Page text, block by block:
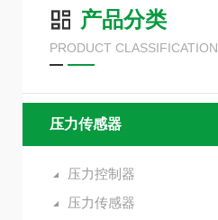
产品分类
PRODUCT CLASSIFICATION
压力传感器
压力控制器
压力传感器